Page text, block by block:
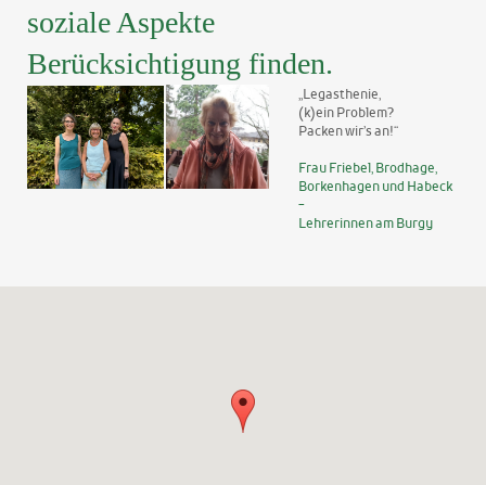
soziale Aspekte
Berücksichtigung finden.
„Legasthenie,
(k)ein Problem?
Packen wir’s an!“
Frau Friebel, Brodhage,
Borkenhagen und Habeck
-
Lehrerinnen am Burgy